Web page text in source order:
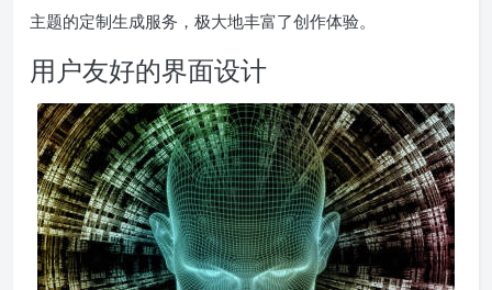
主题的定制生成服务，极大地丰富了创作体验。
用户友好的界面设计